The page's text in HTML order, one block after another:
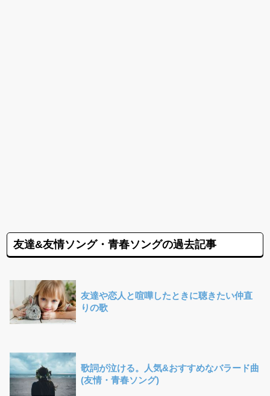
友達&友情ソング・青春ソングの過去記事
友達や恋人と喧嘩したときに聴きたい仲直
りの歌
歌詞が泣ける。人気&おすすめなバラード曲
(友情・青春ソング)